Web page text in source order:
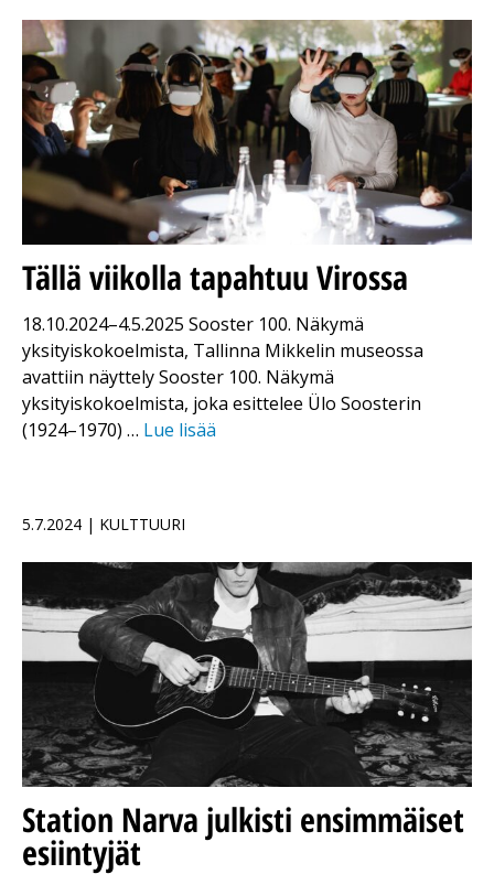
Tällä viikolla tapahtuu Virossa
18.10.2024–4.5.2025 Sooster 100. Näkymä
yksityiskokoelmista, Tallinna Mikkelin museossa
avattiin näyttely Sooster 100. Näkymä
yksityiskokoelmista, joka esittelee Ülo Soosterin
(1924–1970) … Lue lisää
5.7.2024 | KULTTUURI
Station Narva julkisti ensimmäiset
esiintyjät